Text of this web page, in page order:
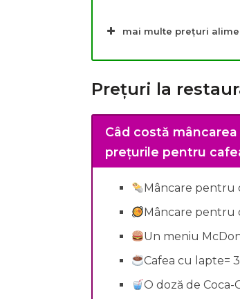
mai multe prețuri
Prețuri la
Câd costă
prețurile pentru
Mâncare pentru
Mâncare pentru
Un meniu
Cafea cu lapte=
O doză de Coca-